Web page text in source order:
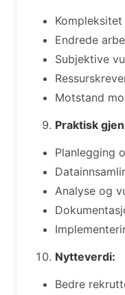
Endrede
Subjektive
Motstand
Praktisk
Planlegging
Analyse og
Nytteverdi:
Bedre